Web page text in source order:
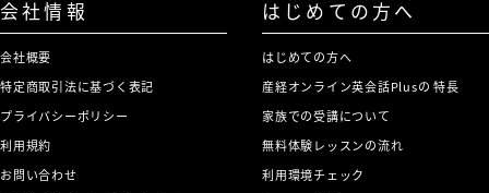
会社情報
会社概要
特定商取引法に基づく表記
プライバシーポリシー
利用規約
お問い合わせ
はじめての方へ
はじめての方へ
産経オンライン英会話Plusの 特長
家族での受講について
無料体験レッスンの流れ
利用環境チェック